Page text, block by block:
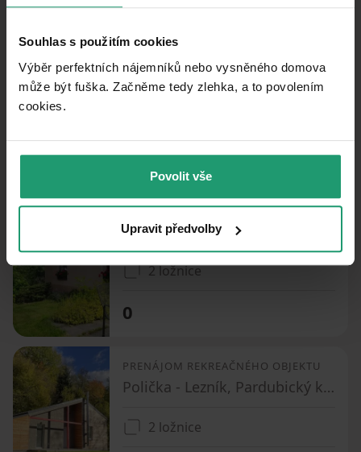
Souhlas s použitím cookies
Výběr perfektních nájemníků nebo vysněného domova
může být fuška. Začněme tedy zlehka, a to povolením
cookies.​
Povolit vše
Upravit předvolby
Hrádek - Hrádek u Jehnědí, Pardubický kraj
0
PRENÁJOM REKREAČNÉHO OBJEKTU
2 ložnice
0
PRENÁJOM REKREAČNÉHO OBJEKTU
Polička - Lezník, Pardubický kraj
2 ložnice